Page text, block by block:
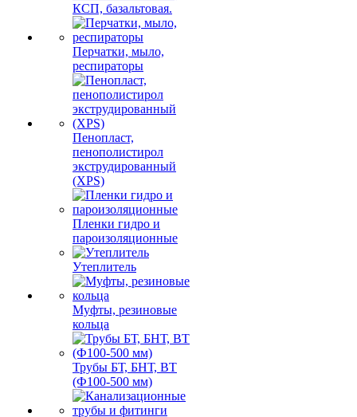
КСП, базальтовая.
Перчатки, мыло,
респираторы
Пенопласт,
пенополистирол
экструдированный
(XPS)
Пленки гидро и
пароизоляционные
Утеплитель
Муфты, резиновые
кольца
Трубы БТ, БНТ, ВТ
(Ф100-500 мм)